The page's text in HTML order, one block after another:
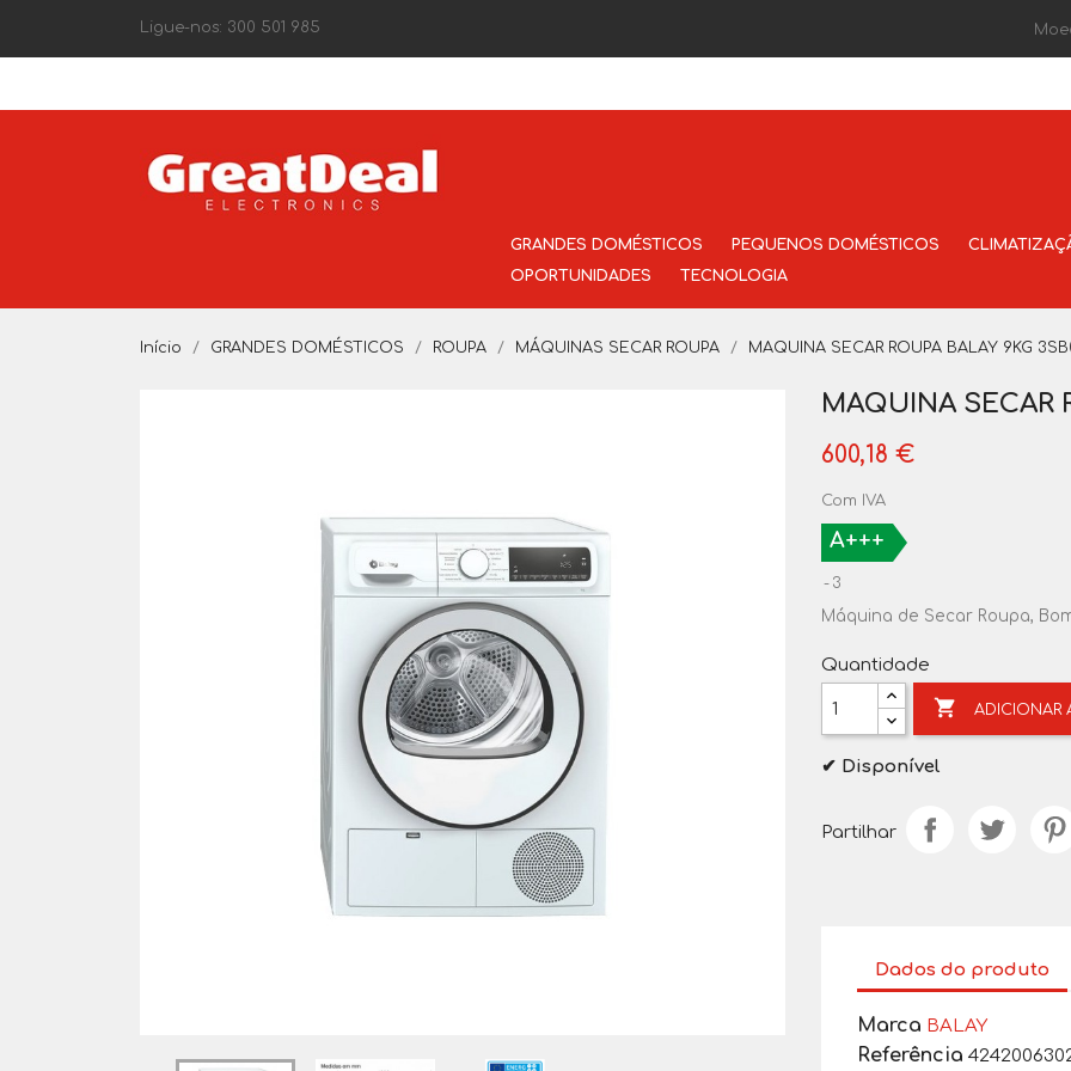
Ligue-nos: 300 501 985
GRANDES DOMÉSTICOS PEQUENOS DOMÉSTICOS
OPORTUNIDADES
TECNOLOGIA
Início GRANDES DOMÉSTICOS ROUPA MÁQUINAS SECAR ROUPA MAQUINA SECAR ROUPA BALAY 9KG
MAQUINA SECAR
600,18 €
Com IVA
A+++
3
Máquina de Secar Roupa,
Quantidade
 ADICIONAR
✔ Disponível
Partilhar
Dados do produto
Marca BALAY
Referência